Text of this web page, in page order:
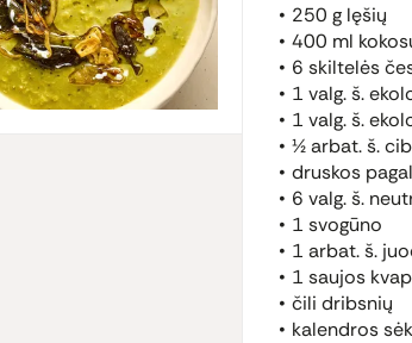
250 g lęšių
400 ml
6 skiltelės
1 valg. š.
1 valg. š.
½ arbat. š.
druskos
6 valg. š.
1 svogūno
1 arbat. š.
1 saujos
čili dribsnių
kalendros